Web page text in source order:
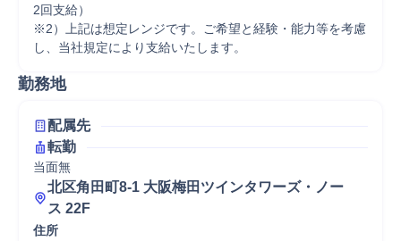
2回支給）
※2）上記は想定レンジです。ご希望と経験・能力等を考慮
し、当社規定により支給いたします。
勤務地
配属先
転勤
当面無
北区角田町8-1 大阪梅田ツインタワーズ・ノー
ス 22F
住所